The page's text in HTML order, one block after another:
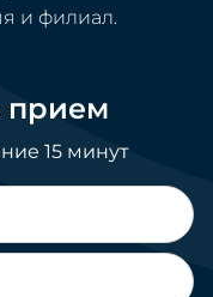
и филиал.
прием
15 минут